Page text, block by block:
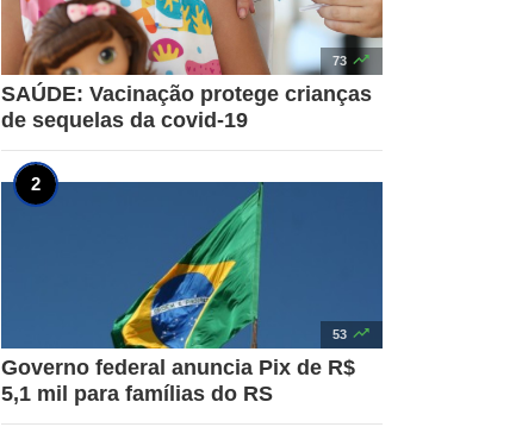
73 
SAÚDE: Vacinação protege crianças
de sequelas da covid-19
53 
Governo federal anuncia Pix de R$
5,1 mil para famílias do RS